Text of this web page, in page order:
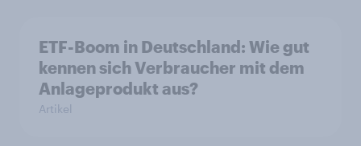
ETF-Boom in Deutschland: Wie gut
kennen sich Verbraucher mit dem
Anlageprodukt aus?
Artikel